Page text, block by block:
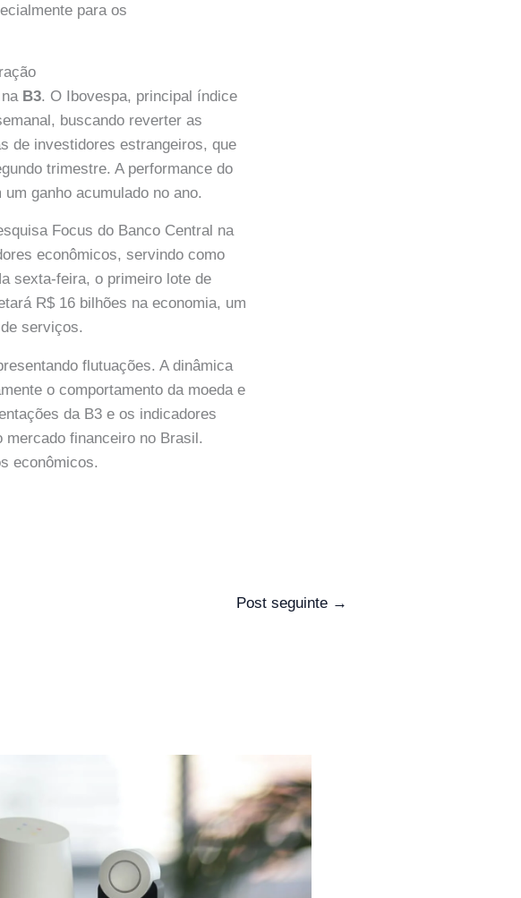
para os
B3. O Ibovespa, principal índice
buscando reverter as
de investidores estrangeiros, que
trimestre. A performance do
ganho acumulado no ano.
Focus do Banco Central na
econômicos, servindo como
sexta-feira, o primeiro lote de
R$ 16 bilhões na economia, um
serviços.
flutuações. A dinâmica
o comportamento da moeda e
da B3 e os indicadores
mercado financeiro no Brasil.
econômicos.
Post seguinte →